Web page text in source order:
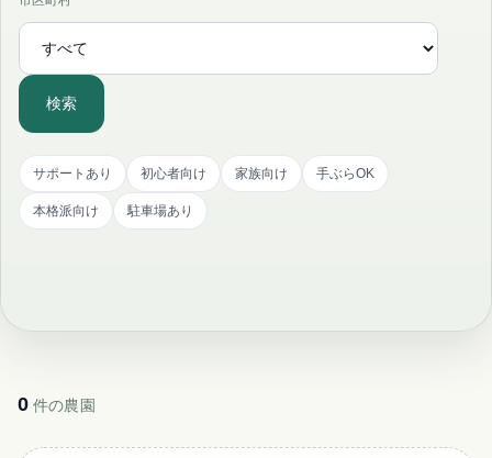
検索
サポートあり 初心者向け 家族向け 手ぶらOK
本格派向け 駐車場あり
0 件の農園